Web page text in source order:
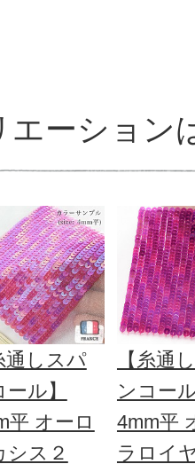
エーション
通しスパ
ル】
平 オーロ
シス２
【糸通
ンコー
4mm平
ラロイ